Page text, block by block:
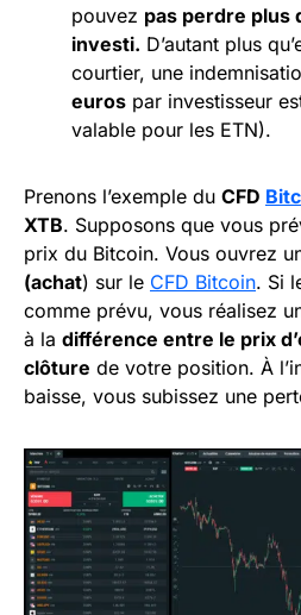
pouvez pas perdre plus
investi. D’autant plus
courtier, une
euros par investisseur
valable pour les ETN).
Prenons l’exemple du CFD
XTB. Supposons que vous
prix du Bitcoin. Vous ouvrez
(achat) sur le CFD Bitcoin. Si
comme prévu, vous réalisez
à la différence entre le prix
clôture de votre position. À
baisse, vous subissez une